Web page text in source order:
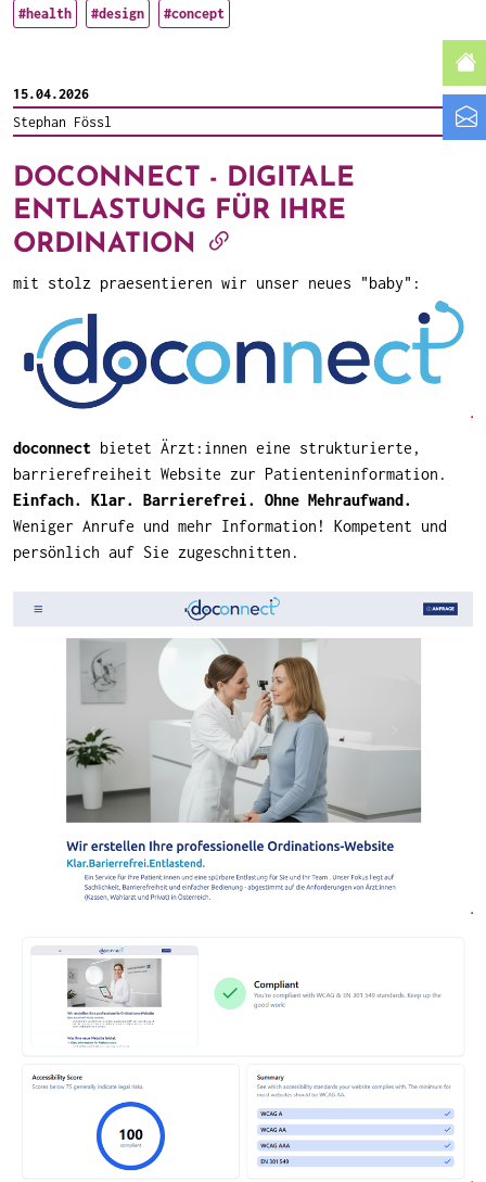
#health #design #concept
15.04.2026
Stephan Fössl
DOCONNECT - DIGITALE
ENTLASTUNG FÜR IHRE
ORDINATION
mit stolz praesentieren wir unser neues "baby":
doconnect bietet Ärzt:innen eine strukturierte,
barrierefreiheit Website zur Patienteninformation.
Einfach. Klar. Barrierefrei. Ohne Mehraufwand.
Weniger Anrufe und mehr Information! Kompetent und
persönlich auf Sie zugeschnitten.